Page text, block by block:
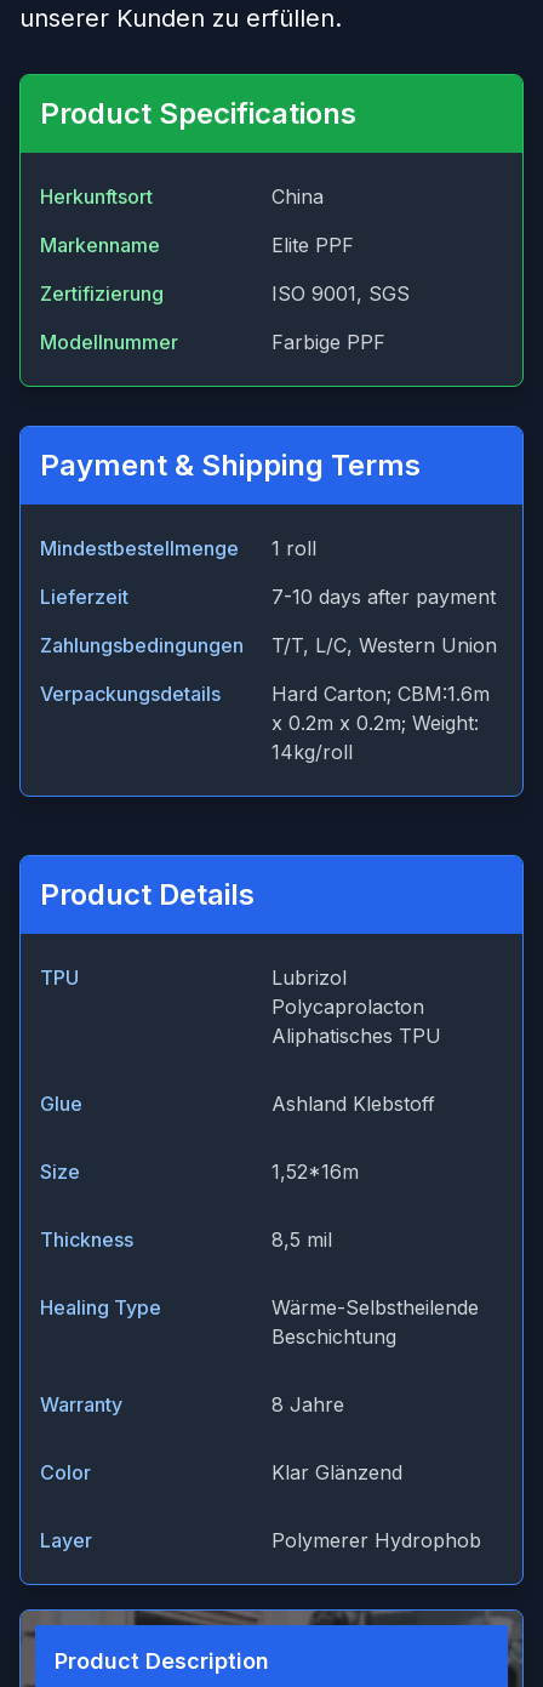
unserer Kunden zu erfüllen.
Product Specifications
Herkunftsort
China
Markenname
Elite PPF
Zertifizierung
ISO 9001, SGS
Modellnummer
Farbige PPF
Payment & Shipping Terms
Mindestbestellmenge
1 roll
Lieferzeit
7-10 days after payment
Zahlungsbedingungen
T/T, L/C, Western Union
Verpackungsdetails
Hard Carton; CBM:1.6m
x 0.2m x 0.2m; Weight:
14kg/roll
Product Details
TPU
Lubrizol
Polycaprolacton
Aliphatisches TPU
Glue Ashland Klebstoff
Size 1,52*16m
Thickness 8,5 mil
Healing Type
Wärme-Selbstheilende
Beschichtung
Warranty 8 Jahre
Color Klar Glänzend
Layer Polymerer Hydrophob
Product Description